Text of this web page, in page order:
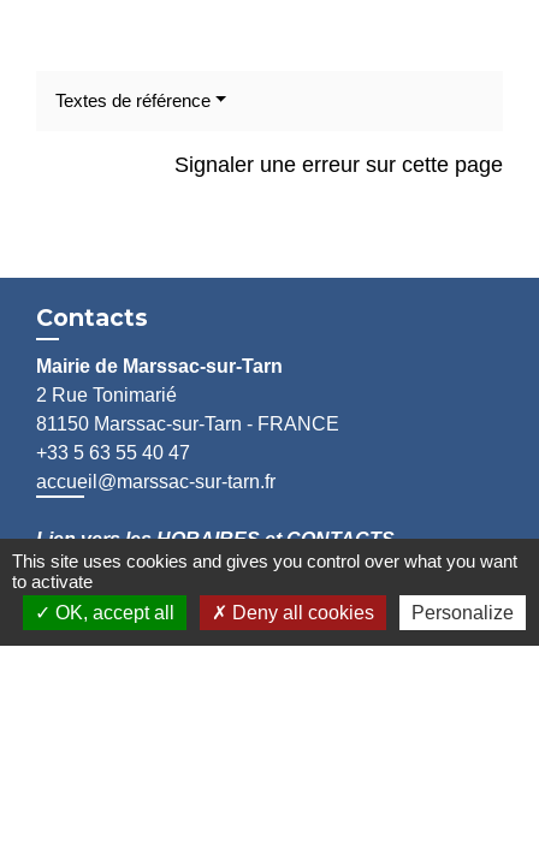
Textes de référence
Signaler une erreur sur cette page
Contacts
Mairie de Marssac-sur-Tarn
2 Rue Tonimarié
81150 Marssac-sur-Tarn - FRANCE
+33 5 63 55 40 47
accueil@marssac-sur-tarn.fr
Lien vers les HORAIRES et CONTACTS
de chaque service
This site uses cookies and gives you control over what you want
to activate
OK, accept all
Deny all cookies Personalize